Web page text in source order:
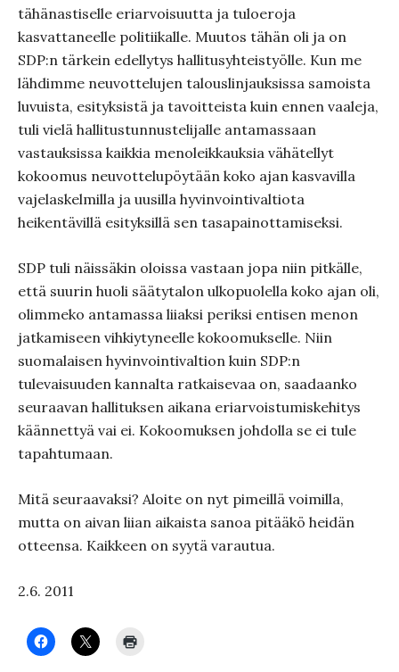
tähänastiselle eriarvoisuutta ja tuloeroja
kasvattaneelle politiikalle. Muutos tähän oli ja on
SDP:n tärkein edellytys hallitusyhteistyölle. Kun me
lähdimme neuvottelujen talouslinjauksissa samoista
luvuista, esityksistä ja tavoitteista kuin ennen vaaleja,
tuli vielä hallitustunnustelijalle antamassaan
vastauksissa kaikkia menoleikkauksia vähätellyt
kokoomus neuvottelupöytään koko ajan kasvavilla
vajelaskelmilla ja uusilla hyvinvointivaltiota
heikentävillä esityksillä sen tasapainottamiseksi.
SDP tuli näissäkin oloissa vastaan jopa niin pitkälle,
että suurin huoli säätytalon ulkopuolella koko ajan oli,
olimmeko antamassa liiaksi periksi entisen menon
jatkamiseen vihkiytyneelle kokoomukselle. Niin
suomalaisen hyvinvointivaltion kuin SDP:n
tulevaisuuden kannalta ratkaisevaa on, saadaanko
seuraavan hallituksen aikana eriarvoistumiskehitys
käännettyä vai ei. Kokoomuksen johdolla se ei tule
tapahtumaan.
Mitä seuraavaksi? Aloite on nyt pimeillä voimilla,
mutta on aivan liian aikaista sanoa pitääkö heidän
otteensa. Kaikkeen on syytä varautua.
2.6. 2011